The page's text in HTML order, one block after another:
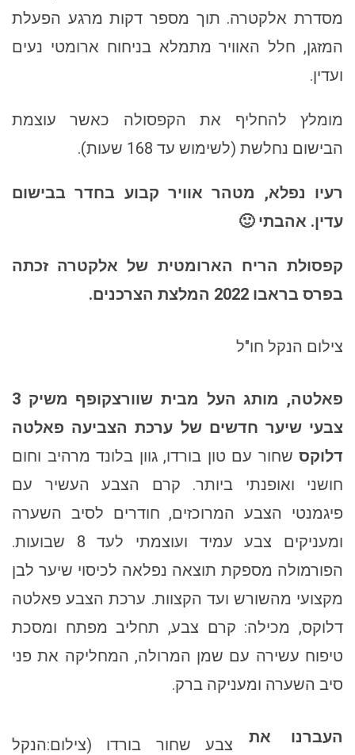
מסדרת אלקטרה. תוך מספר דקות מרגע הפעלת
המזגן, חלל האוויר מתמלא בניחוח ארומטי נעים
ועדין.
מומלץ להחליף את הקפסולה כאשר עוצמת
הבישום נחלשת (לשימוש עד 168 שעות).
רעיו נפלא, מטהר אוויר קבוע בחדר בבישום
עדין. אהבתי 🙂
קפסולת הריח הארומטית של אלקטרה זכתה
בפרס בראבו 2022 המלצת הצרכנים.
צילום הנקל חו"ל
צבעי שיער חדשים של ערכת הצביעה פאלטה
דלוקסשחור עם טון בורדו, גוון בלונד מרהיב וחום
חושני ואופנתי ביותר. קרם הצבע העשיר עם
פיגמנטי הצבע המרוכזים, חודרים לסיב השערה
ומעניקים צבע עמיד ועוצמתי לעד 8 שבועות.
הפורמולה מספקת תוצאה נפלאה לכיסוי שיער לבן
מקצועי מהשורש ועד הקצוות. ערכת הצבע פאלטה
דלוקס, מכילה: קרם צבע, תחליב מפתח ומסכת
טיפוח עשירה עם שמן המרולה, המחליקה את פני
סיב השערה ומעניקה ברק.
צבע שחור בורדו (צילום:הנקל
העברנו את